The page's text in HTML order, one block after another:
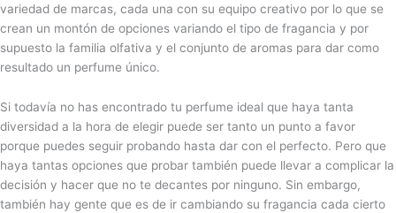
variedad de marcas, cada una con su equipo creativo por lo que se
crean un montón de opciones variando el tipo de fragancia y por
supuesto la familia olfativa y el conjunto de aromas para dar como
resultado un perfume único.
Si todavía no has encontrado tu perfume ideal que haya tanta
diversidad a la hora de elegir puede ser tanto un punto a favor
porque puedes seguir probando hasta dar con el perfecto. Pero que
haya tantas opciones que probar también puede llevar a complicar la
decisión y hacer que no te decantes por ninguno. Sin embargo,
también hay gente que es de ir cambiando su fragancia cada cierto